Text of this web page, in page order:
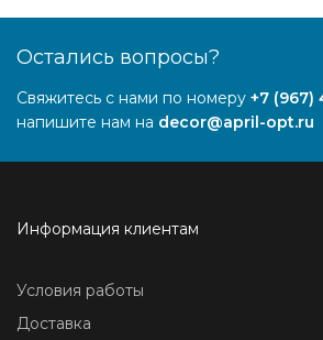
Остались вопросы?
Свяжитесь с нами по номеру +7 (967)
напишите нам на decor@april-opt.ru
Информация клиентам
Условия работы
Доставка